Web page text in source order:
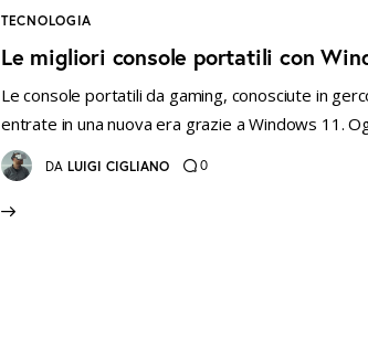
TECNOLOGIA
Le migliori console portatili con
Le console portatili da gaming, conosciute in
entrate in una nuova era grazie a Windows 11.
DA LUIGI CIGLIANO 0